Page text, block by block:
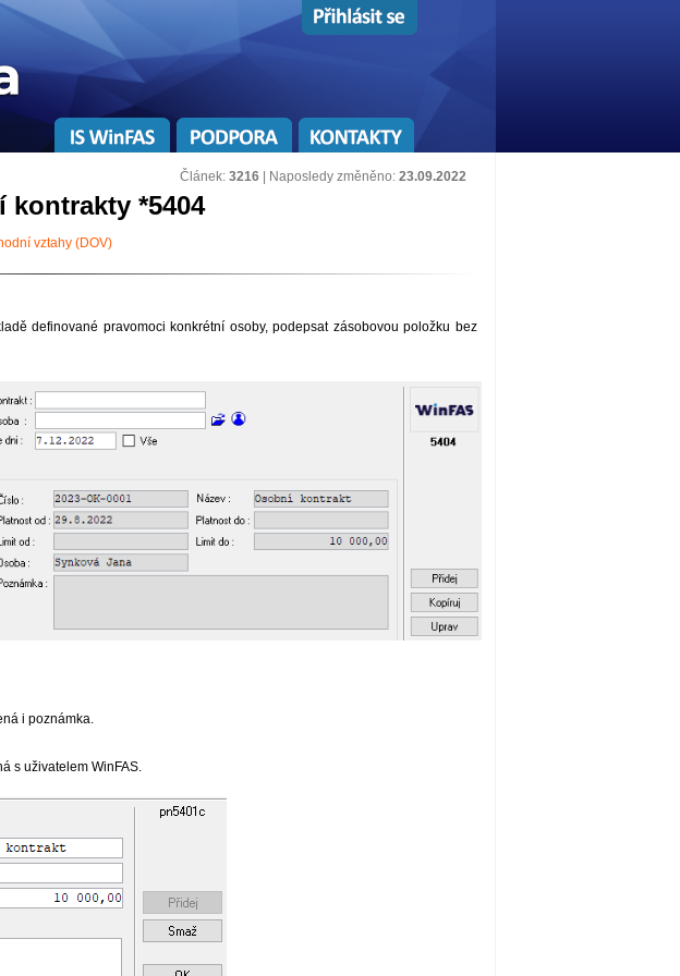
Článek: 3216| Naposledy změněno: 23.09.2022
kontrakty *5404
vztahy (DOV)
definované pravomoci konkrétní osoby, podepsat zásobovou položku bez
i poznámka.
s uživatelem WinFAS.